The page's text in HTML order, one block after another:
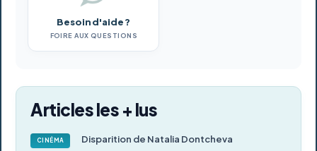
Besoin d'aide ?
FOIRE AUX QUESTIONS
Articles les + lus
CINÉMA Disparition de Natalia Dontcheva